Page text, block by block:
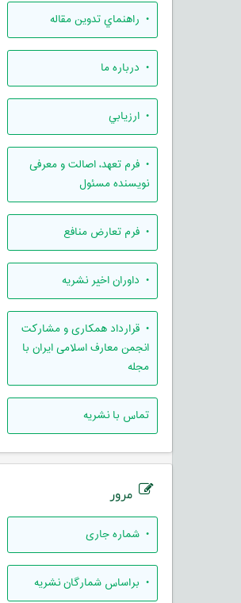
• راهنماي تدوين مقاله
• درباره ما
• ارزيابي
• فرم تعهد، اصالت و معرفی
نویسنده مسئول
• فرم تعارض منافع
• داوران اخیر نشریه
• قرارداد همکاری و مشارکت
انجمن معارف اسلامی ایران با
مجله
تماس با نشریه
مرور
• شماره جاری
• براساس شمارگان نشریه